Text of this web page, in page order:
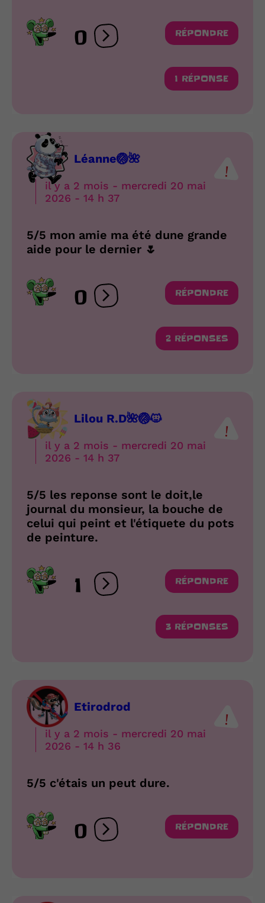
0 Ouvrir les réactions
RÉPONDRE
1 RÉPONSE
Léanne🏐🌺
il y a 2 mois - mercredi 20 mai
2026 - 14 h 37
5/5 mon amie ma été dune grande
aide pour le dernier 🌷
0 Ouvrir les réactions
RÉPONDRE
2 RÉPONSES
Lilou R.D🌺🏐🐱
il y a 2 mois - mercredi 20 mai
2026 - 14 h 37
5/5 les reponse sont le doit,le
journal du monsieur, la bouche de
celui qui peint et l'étiquete du pots
de peinture.
1 Ouvrir les réactions
RÉPONDRE
3 RÉPONSES
Etirodrod
il y a 2 mois - mercredi 20 mai
2026 - 14 h 36
5/5 c'étais un peut dure.
0 Ouvrir les réactions
RÉPONDRE